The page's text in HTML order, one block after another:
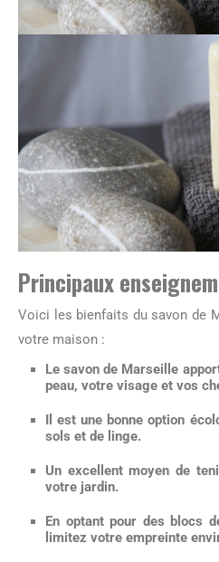
Principaux
Voici les bienfaits du savon de
votre maison :
Le savon de Marseille
peau, votre visage et vos
Il est une bonne option
sols et de linge.
Un excellent moyen de
votre jardin.
En optant pour des blocs
limitez votre empreinte